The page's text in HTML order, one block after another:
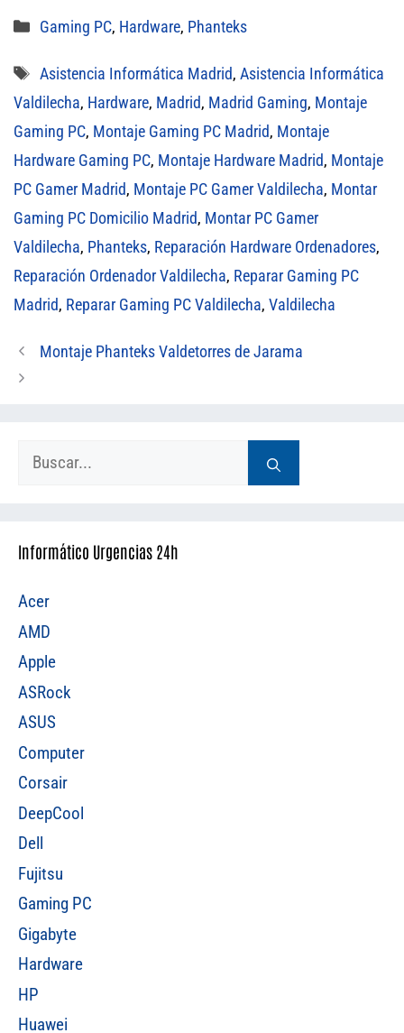
Categorías
Gaming PC, Hardware, Phanteks
Etiquetas
Asistencia Informática Madrid, Asistencia Informática
Valdilecha, Hardware, Madrid, Madrid Gaming, Montaje
Gaming PC, Montaje Gaming PC Madrid, Montaje
Hardware Gaming PC, Montaje Hardware Madrid, Montaje
PC Gamer Madrid, Montaje PC Gamer Valdilecha, Montar
Gaming PC Domicilio Madrid, Montar PC Gamer
Valdilecha, Phanteks, Reparación Hardware Ordenadores,
Reparación Ordenador Valdilecha, Reparar Gaming PC
Madrid, Reparar Gaming PC Valdilecha, Valdilecha
Montaje Phanteks Valdetorres de Jarama
Informático Urgencias 24h
Acer
AMD
Apple
ASRock
ASUS
Computer
Corsair
DeepCool
Dell
Fujitsu
Gaming PC
Gigabyte
Hardware
HP
Huawei